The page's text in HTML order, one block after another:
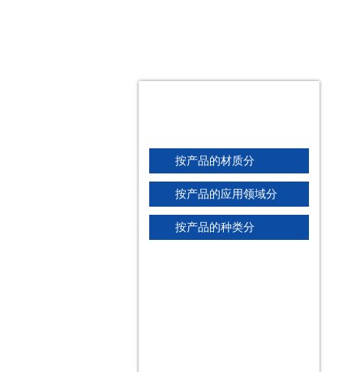
按产品的材质分
按产品的应用领域分
按产品的种类分